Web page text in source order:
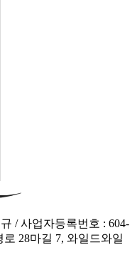
/ 사업자등록번호 : 604-
28마길 7, 와일드와일